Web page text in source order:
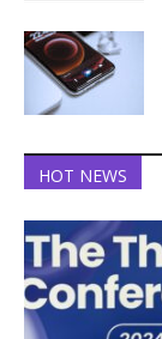
HOT NEWS